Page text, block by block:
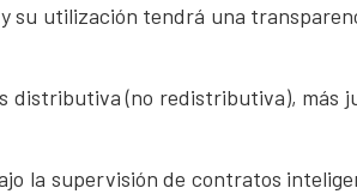
su utilización tendrá una
distributiva (no redistributiva), más
la supervisión de contratos